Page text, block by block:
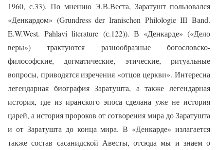
1960, с.33). По мнению Э.В.Веста, Заратушт пользовался
«Денкардом» (Grundress der Iranischen Philologie III Band.
E.W.West. Pahlavi literature (с.122)). В «Денкарде» («Дело
веры») трактуются разнообразные богословско-
философские, догматические, этические, ритуальные
вопросы, приводятся изречения «отцов церкви». Интересна
легендарная биография Заратушта, а также легендарная
история, где из иранского эпоса сделана уже не история
царей, а история пророков от сотворения мира до Заратушта
и от Заратушта до конца мира. В «Денкарде» излагается
также состав сасанидской Авесты, отсюда мы и знаем о